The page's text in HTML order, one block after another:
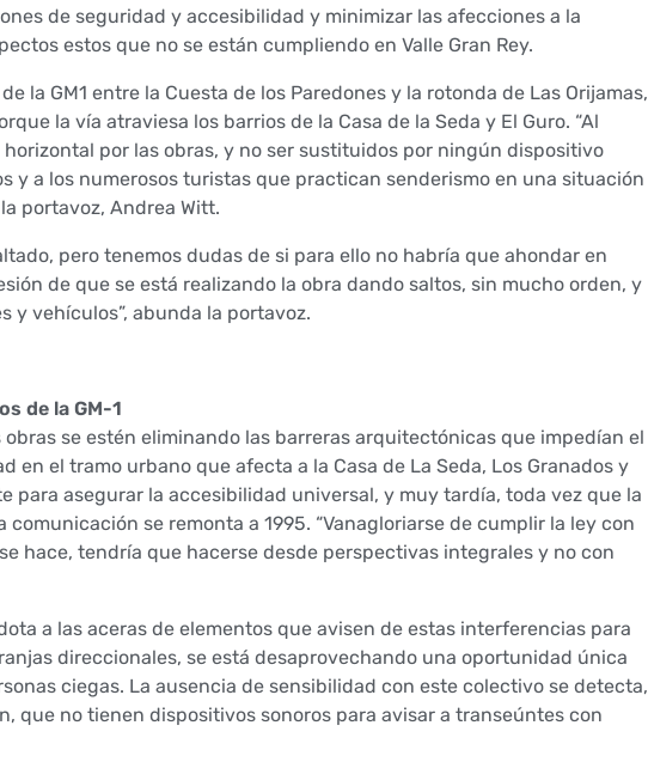
de seguridad y accesibilidad y minimizar las afecciones a la
estos que no se están cumpliendo en Valle Gran Rey.
la GM1 entre la Cuesta de los Paredones y la rotonda de Las Orijamas,
la vía atraviesa los barrios de la Casa de la Seda y El Guro. “Al
por las obras, y no ser sustituidos por ningún dispositivo
y a los numerosos turistas que practican senderismo en una situación
portavoz, Andrea Witt.
pero tenemos dudas de si para ello no habría que ahondar en
de que se está realizando la obra dando saltos, sin mucho orden, y
vehículos”, abunda la portavoz.
de la GM-1
se estén eliminando las barreras arquitectónicas que impedían el
en el tramo urbano que afecta a la Casa de La Seda, Los Granados y
para asegurar la accesibilidad universal, y muy tardía, toda vez que la
se remonta a 1995. “Vanagloriarse de cumplir la ley con
hace, tendría que hacerse desde perspectivas integrales y no con
a las aceras de elementos que avisen de estas interferencias para
direccionales, se está desaprovechando una oportunidad única
ciegas. La ausencia de sensibilidad con este colectivo se detecta,
que no tienen dispositivos sonoros para avisar a transeúntes con